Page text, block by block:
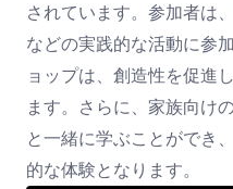
されています。参加者は
などの実践的な活動に参
ョップは、創造性を促進
ます。さらに、家族向け
と一緒に学ぶことができ
的な体験となります。